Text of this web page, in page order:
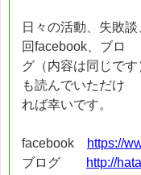
日々の活動、失敗
回facebook、ブロ
グ（内容は同じで
も読んでいただけ
れば幸いです。
facebook
https://
ブログ
http://